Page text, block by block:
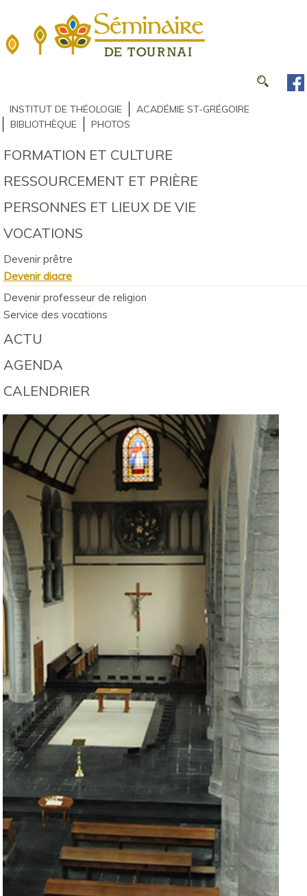
INSTITUT DE THÉOLOGIE
ACADÉMIE ST-GRÉGOIRE
BIBLIOTHÈQUE
PHOTOS
FORMATION ET CULTURE
RESSOURCEMENT ET PRIÈRE
PERSONNES ET LIEUX DE VIE
VOCATIONS
Devenir prêtre
Devenir diacre
Devenir professeur de religion
Service des vocations
ACTU
AGENDA
CALENDRIER